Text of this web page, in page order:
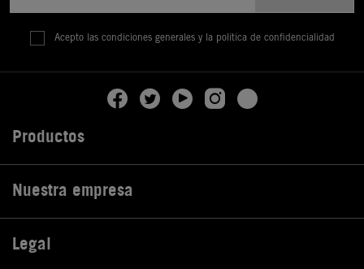
Acepto las condiciones generales y la política de confidencialidad
Productos
Nuestra empresa
Legal